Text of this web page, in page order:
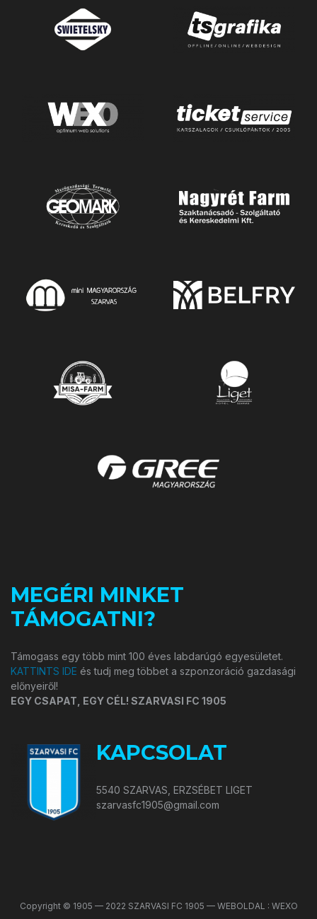
MEGÉRI MINKET
TÁMOGATNI?
Támogass egy több mint 100 éves labdarúgó egyesületet.
KATTINTS IDE és tudj meg többet a szponzoráció gazdasági
előnyeiről!
EGY CSAPAT, EGY CÉL! SZARVASI FC 1905
KAPCSOLAT
5540 SZARVAS, ERZSÉBET LIGET
szarvasfc1905@gmail.com
Copyright © 1905 — 2022 SZARVASI FC 1905 — WEBOLDAL : WEXO